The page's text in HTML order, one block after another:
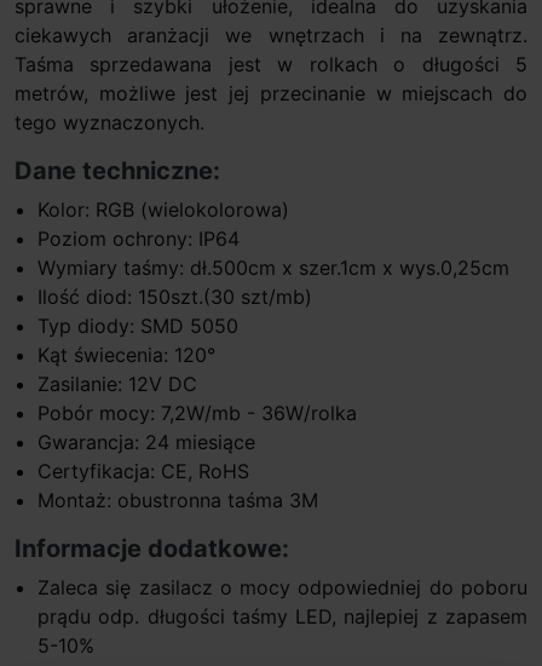
sprawne i szybki ułożenie, idealna do uzyskania
ciekawych aranżacji we wnętrzach i na zewnątrz.
Taśma sprzedawana jest w rolkach o długości 5
metrów, możliwe jest jej przecinanie w miejscach do
tego wyznaczonych.
Dane techniczne:
Kolor: RGB (wielokolorowa)
Poziom ochrony: IP64
Wymiary taśmy: dł.500cm x szer.1cm x wys.0,25cm
Ilość diod: 150szt.(30 szt/mb)
Typ diody: SMD 5050
Kąt świecenia: 120°
Zasilanie: 12V DC
Pobór mocy: 7,2W/mb - 36W/rolka
Gwarancja: 24 miesiące
Certyfikacja: CE, RoHS
Montaż: obustronna taśma 3M
Informacje dodatkowe:
Zaleca się zasilacz o mocy odpowiedniej do poboru
prądu odp. długości taśmy LED, najlepiej z zapasem
5-10%